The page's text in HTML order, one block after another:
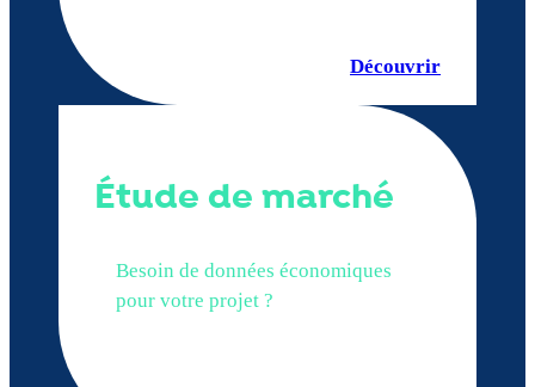
Découvrir
Étude de marché
Besoin de données économiques
pour votre projet ?